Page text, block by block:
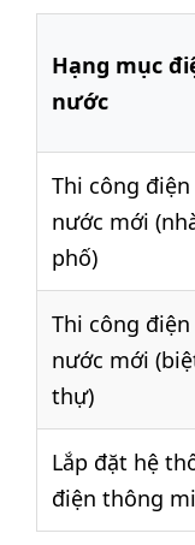
Hạng mục
nước
Thi công điện
nước mới
phố)
Thi công điện
nước mới
thự)
Lắp đặt hệ
điện thông